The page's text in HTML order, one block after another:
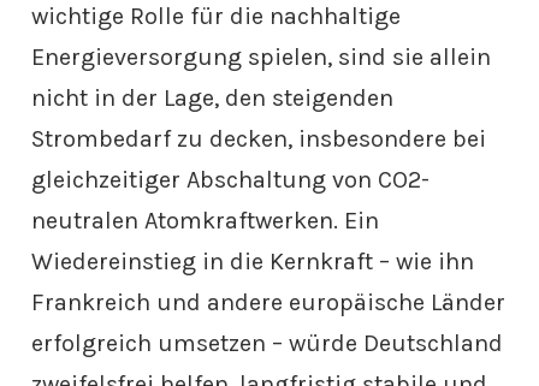
wichtige Rolle für die nachhaltige
Energieversorgung spielen, sind sie allein
nicht in der Lage, den steigenden
Strombedarf zu decken, insbesondere bei
gleichzeitiger Abschaltung von CO2-
neutralen Atomkraftwerken. Ein
Wiedereinstieg in die Kernkraft – wie ihn
Frankreich und andere europäische Länder
erfolgreich umsetzen – würde Deutschland